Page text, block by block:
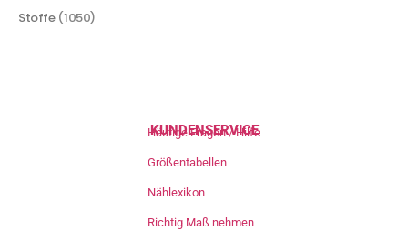
Stoffe (1050)
KUNDENSERVICE
Häufige Fragen / Hilfe
Größentabellen
Nählexikon
Richtig Maß nehmen